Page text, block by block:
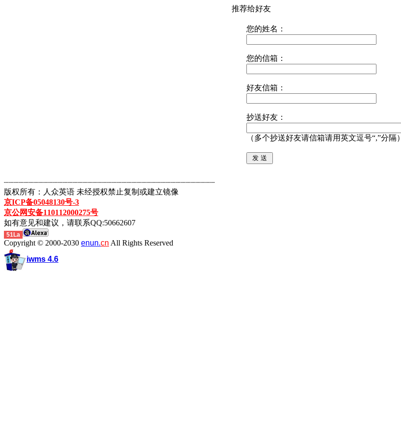
推荐给好友
您的姓名：
您的信箱：
好友信箱：
抄送好友：
（多个抄送好友请信箱请用英文逗号“,”分隔）
┈┈┈┈┈┈┈┈┈┈┈┈┈┈┈┈┈┈┈┈┈┈┈┈┈┈┈┈┈┈┈┈┈┈┈┈┈┈┈┈┈┈┈
版权所有：人众英语 未经授权禁止复制或建立镜像
京ICP备05048130号-3
京公网安备110112000275号
如有意见和建议，请联系QQ:50662607
51La
Copyright © 2000-2030 enun.cn All Rights Reserved
iwms 4.6